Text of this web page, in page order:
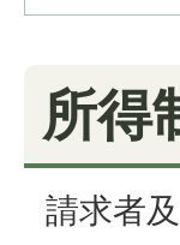
所得
請求者